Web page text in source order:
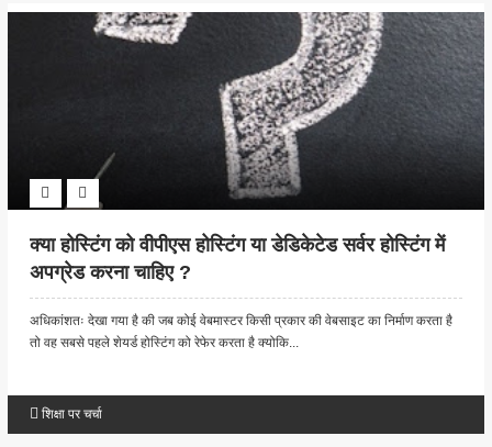
क्या होस्टिंग को वीपीएस होस्टिंग या डेडिकेटेड सर्वर होस्टिंग में
अपग्रेड करना चाहिए ?
अधिकांशतः देखा गया है की जब कोई वेबमास्टर किसी प्रकार की वेबसाइट का निर्माण करता है
तो वह सबसे पहले शेयर्ड होस्टिंग को रेफेर करता है क्योकि...
शिक्षा पर चर्चा